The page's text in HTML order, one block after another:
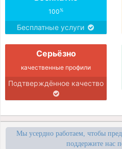
100%
Бесплатные услуги
Серьёзно
качественные профили
Подтверждённое качество
Мы усердно работаем, чтобы
поддержите нас